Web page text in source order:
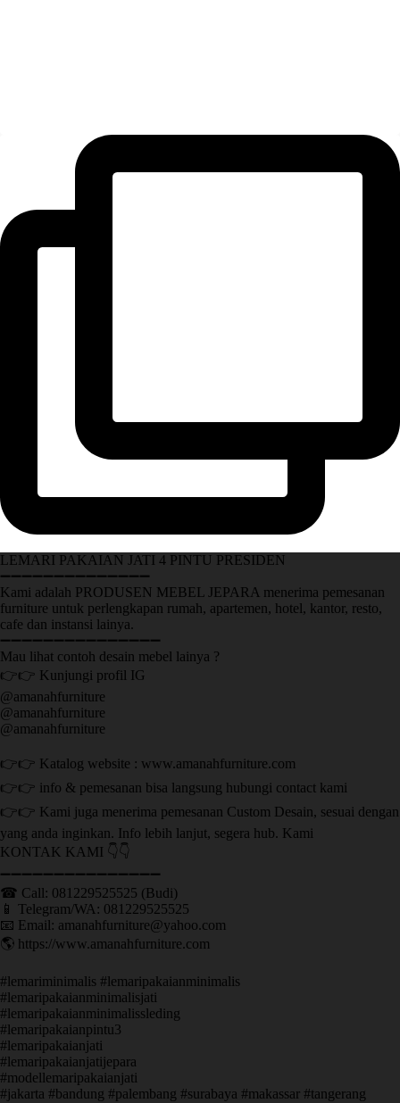
LEMARI PAKAIAN JATI 4 PINTU PRESIDEN
➖➖➖➖➖➖➖➖➖➖➖➖➖➖
Kami adalah PRODUSEN MEBEL JEPARA menerima pemesanan
furniture untuk perlengkapan rumah, apartemen, hotel, kantor, resto,
cafe dan instansi lainya.
➖➖➖➖➖➖➖➖➖➖➖➖➖➖➖
Mau lihat contoh desain mebel lainya ?
👉👉 Kunjungi profil IG
@amanahfurniture
@amanahfurniture
@amanahfurniture
👉👉 Katalog website : www.amanahfurniture.com
👉👉 info & pemesanan bisa langsung hubungi contact kami
👉👉 Kami juga menerima pemesanan Custom Desain, sesuai dengan
yang anda inginkan. Info lebih lanjut, segera hub. Kami
KONTAK KAMI 👇👇
➖➖➖➖➖➖➖➖➖➖➖➖➖➖➖ ㅤ
☎ Call: 081229525525 (Budi)
📱 Telegram/WA: 081229525525
📧 Email: amanahfurniture@yahoo.com
🌎 https://www.amanahfurniture.com
#lemariminimalis #lemaripakaianminimalis
#lemaripakaianminimalisjati
#lemaripakaianminimalissleding
#lemaripakaianpintu3
#lemaripakaianjati
#lemaripakaianjatijepara
#modellemaripakaianjati
#jakarta #bandung #palembang #surabaya #makassar #tangerang